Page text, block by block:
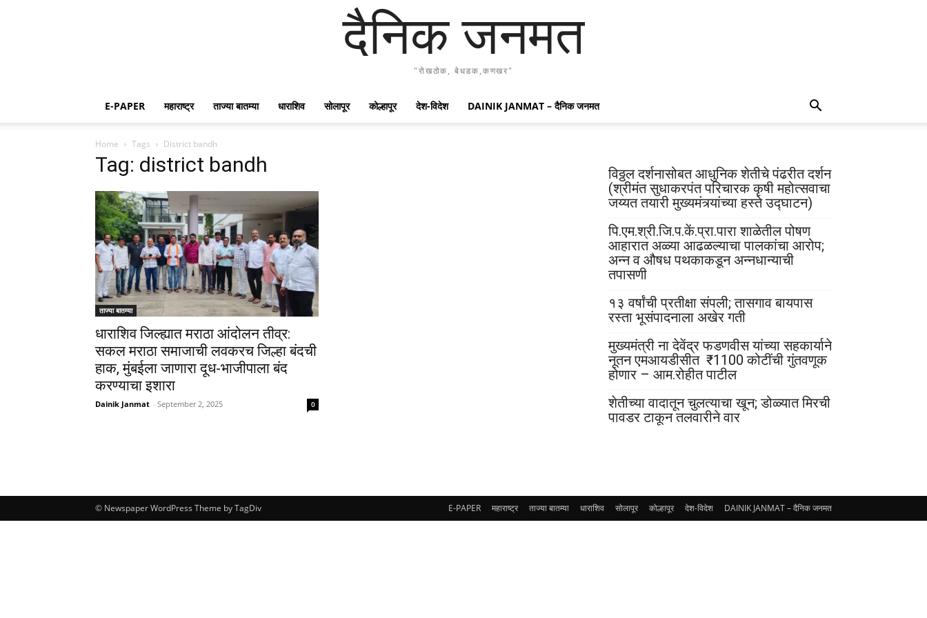
दैनिक जनमत
"रोखठोक, बेधडक,कणखर"
E-PAPER महाराष्ट्र ताज्या बातम्या धाराशिव सोलापूर कोल्हापूर देश-विदेश DAINIK JANMAT – दैनिक जनमत
Home Tags District bandh
Tag: district bandh
ताज्या बातम्या
धाराशिव जिल्ह्यात मराठा आंदोलन तीव्र:
सकल मराठा समाजाची लवकरच जिल्हा बंदची
हाक, मुंबईला जाणारा दूध-भाजीपाला बंद
करण्याचा इशारा
Dainik Janmat - September 2, 2025 0
विठ्ठल दर्शनासोबत आधुनिक शेतीचे पंढरीत दर्शन
(श्रीमंत सुधाकरपंत परिचारक कृषी महोत्सवाचा
जय्यत तयारी मुख्यमंत्र्यांच्या हस्ते उद्घाटन)
पि.एम.श्री.जि.प.कें.प्रा.पारा शाळेतील पोषण
आहारात अळ्या आढळल्याचा पालकांचा आरोप;
अन्न व औषध पथकाकडून अन्नधान्याची
तपासणी
१३ वर्षांची प्रतीक्षा संपली; तासगाव बायपास
रस्ता भूसंपादनाला अखेर गती
मुख्यमंत्री ना देवेंद्र फडणवीस यांच्या सहकार्याने
नूतन एमआयडीसीत ₹1100 कोटींची गुंतवणूक
होणार – आम.रोहीत पाटील
शेतीच्या वादातून चुलत्याचा खून; डोळ्यात मिरची
पावडर टाकून तलवारीने वार
E-PAPER महाराष्ट्र ताज्या बातम्या धाराशिव सोलापूर कोल्हापूर देश-विदेश DAINIK JANMAT – दैनिक जनमत
© Newspaper WordPress Theme by TagDiv